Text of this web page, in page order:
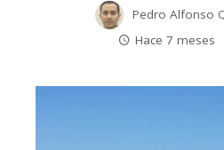
Pedro Alfonso
Hace 7 meses